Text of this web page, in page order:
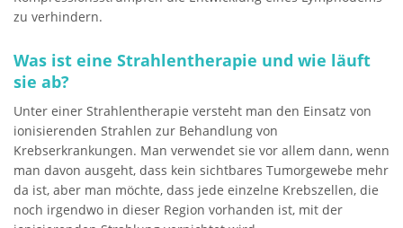
zu verhindern.
Was ist eine Strahlentherapie und wie läuft
sie ab?
Unter einer Strahlentherapie versteht man den Einsatz von
ionisierenden Strahlen zur Behandlung von
Krebserkrankungen. Man verwendet sie vor allem dann, wenn
man davon ausgeht, dass kein sichtbares Tumorgewebe mehr
da ist, aber man möchte, dass jede einzelne Krebszellen, die
noch irgendwo in dieser Region vorhanden ist, mit der